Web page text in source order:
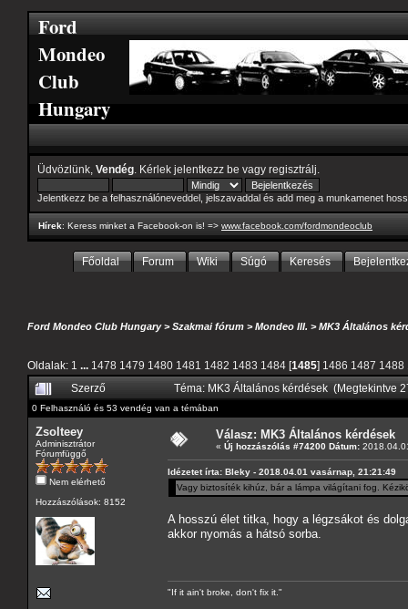
Ford
Mondeo
Club
Hungary
Üdvözlünk, Vendég . Kérlek jelentkezz be vagy regisztrálj
Jelentkezz be a felhasználóneveddel, jelszavaddal és add meg a munkamenet
Hírek: Keress minket a Facebook-on is! => www.facebook.com/fordmondeoclub
Főoldal Forum Wiki Súgó Keresés
Ford Mondeo Club Hungary>Szakmai fórum >Mondeo III. >MK3 Általános
Oldalak: 1 ... 1478 1479 1480 1481 1482 1483 1484 [1485] 1486 1487 1488
Szerző
Téma: MK3 Általános kérdések (Megtekintve
0 Felhasználó és 53 vendég van a témában
Zsolteey
Adminisztrátor
Fórumfüggő
Nem elérhető
Hozzászólások: 8152
Válasz: MK3 Általános kérdések
« Új hozzászólás #74200 Dátum:
Idézetet írta: Bleky - 2018.04.01 vasárnap, 21:21:49
Vagy biztosíték kihúz, bár a lámpa világítani fog.
A hosszú élet titka, hogy a légzsákot és
akkor nyomás a hátsó sorba.
"If it ain't broke, don't fix it."